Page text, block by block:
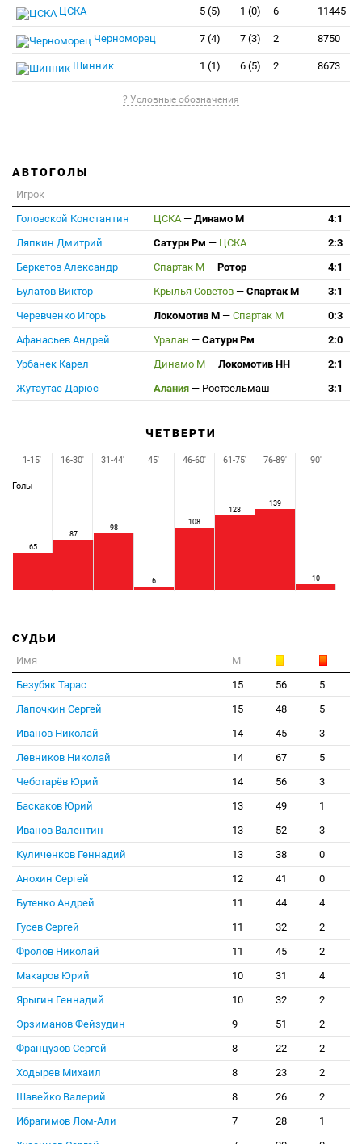
ЦСКА 5 (5) 1 (0) 6 11445
Черноморец 7 (4) 7 (3) 2 8750
Шинник 1 (1) 6 (5) 2 8673
? Условные обозначения
АВТОГОЛЫ
Игрок
Головской Константин
ЦСКА — Динамо М
4:1
Ляпкин Дмитрий
Сатурн Рм — ЦСКА
2:3
Беркетов Александр
Спартак М — Ротор
4:1
Булатов Виктор
Крылья Советов — Спартак М
3:1
Черевченко Игорь
Локомотив М — Спартак М
0:3
Афанасьев Андрей
Уралан — Сатурн Рм
2:0
Урбанек Карел
Динамо М — Локомотив НН
2:1
Жутаутас Дарюс
Алания — Ростсельмаш 3:1
ЧЕТВЕРТИ
Голы
65
87
98
6
108
128
139
10
1-15' 16-30' 31-44' 45' 46-60' 61-75' 76-89' 90'
СУДЬИ
Имя
М
Безубяк Тарас
15 56
5
Лапочкин Сергей
15 48
5
Иванов Николай
14 45
3
Левников Николай
14 67
5
Чеботарёв Юрий
14 56
3
Баскаков Юрий
13 49
1
Иванов Валентин
13 52
3
Куличенков Геннадий
13 38
0
Анохин Сергей
12 41
0
Бутенко Андрей
11 44
4
Гусев Сергей
11 32
2
Фролов Николай
11 45
2
Макаров Юрий
10 31
4
Ярыгин Геннадий
10 32
2
Эрзиманов Фейзудин
9 51
2
Французов Сергей
8 22
2
Ходырев Михаил
8 23
2
Шавейко Валерий
8 26
2
Ибрагимов Лом-Али
7 28
1